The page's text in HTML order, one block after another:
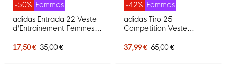
-50% Femmes
adidas Entrada 22 Veste
d'Entraînement Femmes
17,50 € 35,00 €
-42% Femmes
adidas Tiro 25
Competition Veste
Noir Gris Blanc
37,99 € 65,00 €